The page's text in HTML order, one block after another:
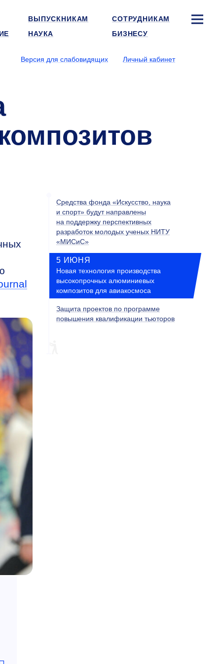
ВЫПУСКНИКАМ
СОТРУДНИКАМ
НАУКА БИЗНЕСУ
Версия для слабовидящих
Личный кабинет
Средства фонда «Искусство, наука
и спорт» будут направлены
на поддержку перспективных
разработок молодых ученых НИТУ
«МИСиС»
5 ИЮНЯ
Новая технология производства
высокопрочных алюминиевых
композитов для авиакосмоса
Защита проектов по программе
повышения квалификации тьюторов